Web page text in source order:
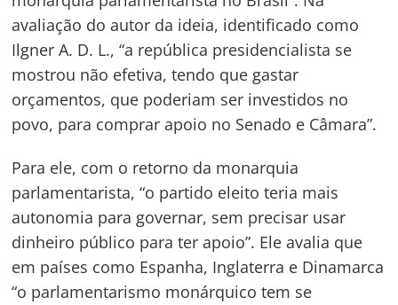
avaliação do autor da ideia, identificado como
Ilgner A. D. L., “a república presidencialista se
mostrou não efetiva, tendo que gastar
orçamentos, que poderiam ser investidos no
povo, para comprar apoio no Senado e Câmara”.
Para ele, com o retorno da monarquia
parlamentarista, “o partido eleito teria mais
autonomia para governar, sem precisar usar
dinheiro público para ter apoio”. Ele avalia que
em países como Espanha, Inglaterra e Dinamarca
“o parlamentarismo monárquico tem se
Navegação
de
Post